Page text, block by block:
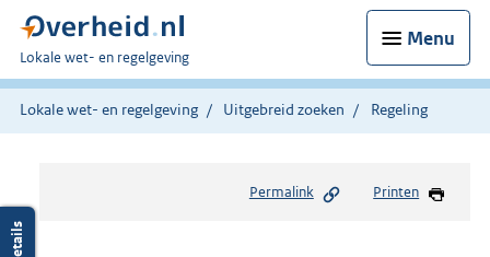
Menu
U
bent
hier:
Lokale wet- en regelgeving
Lokale wet- en regelgeving Uitgebreid zoeken Regeling
Permalink Printen